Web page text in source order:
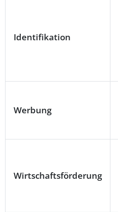
Identifikation
Werbung
Wirtschaftsförderung